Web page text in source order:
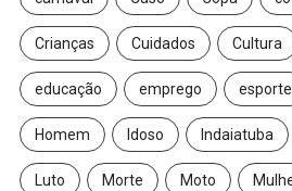
Crianças Cuidados Cultura
educação emprego esporte
Homem Idoso Indaiatuba
Luto Morte Moto